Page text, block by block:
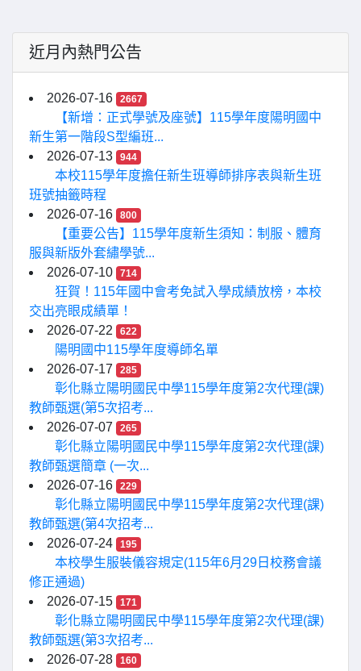
近月內熱門公告
2026-07-16 2667
【新增：正式學號及座號】115學年度陽明國中
新生第一階段S型編班...
2026-07-13
944
本校115學年度擔任新生班導師排序表與新生班
班號抽籤時程
2026-07-16
800
【重要公告】115學年度新生須知：制服、體育
服與新版外套繡學號...
2026-07-10
714
狂賀！115年國中會考免試入學成績放榜，本校
交出亮眼成績單！
2026-07-22
622
陽明國中115學年度導師名單
2026-07-17
285
彰化縣立陽明國民中學115學年度第2次代理(課)
教師甄選(第5次招考...
2026-07-07
265
彰化縣立陽明國民中學115學年度第2次代理(課)
教師甄選簡章 (一次...
2026-07-16
229
彰化縣立陽明國民中學115學年度第2次代理(課)
教師甄選(第4次招考...
2026-07-24
195
本校學生服裝儀容規定(115年6月29日校務會議
修正通過)
2026-07-15
171
彰化縣立陽明國民中學115學年度第2次代理(課)
教師甄選(第3次招考...
2026-07-28
160